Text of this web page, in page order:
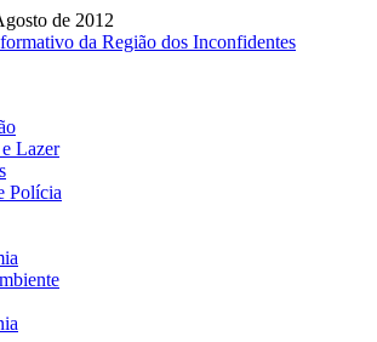
de 2012
da Região dos Inconfidentes
Lazer
Polícia